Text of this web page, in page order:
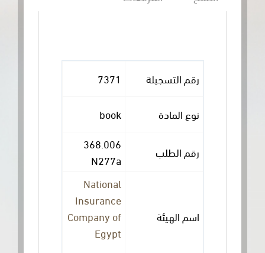
رقم التسجيلة 7371
نوع المادة
رقم الطلب
368.006
N277a
اسم الهيئة
National
Insurance
Company of